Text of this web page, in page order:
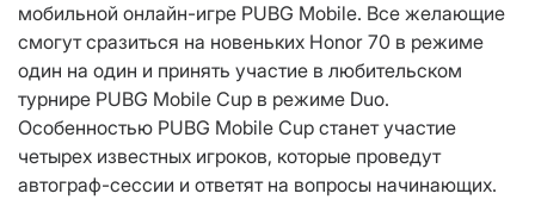
мобильной онлайн-игре PUBG Mobile. Все желающие
смогут сразиться на новеньких Honor 70 в режиме
один на один и принять участие в любительском
турнире PUBG Mobile Cup в режиме Duо.
Особенностью PUBG Mobile Cup станет участие
четырех известных игроков, которые проведут
автограф-сессии и ответят на вопросы начинающих.